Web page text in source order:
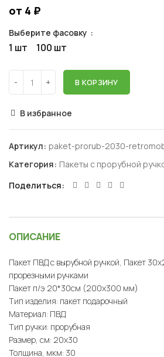
от 4 ₽
Выберите фасовку
1 шт 100 шт
В КОРЗИНУ
В избранное
Артикул: paket-prorub-2030-
Категория: Пакеты с прорубной
Поделиться
ОПИСАНИЕ
Пакет ПВД с вырубной ручкой, Пакет
прорезными ручками
Пакет п/э 20*30см (200х300 мм)
Тип изделия: пакет подарочный
Материал: ПВД
Тип ручки: прорубная
Размер, см: 20х30
Толщина, мкм: 30